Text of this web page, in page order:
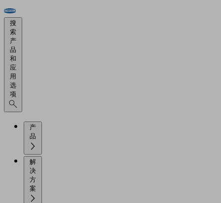
搜
索
产
品
和
应
用
选
项
产
解
决
方